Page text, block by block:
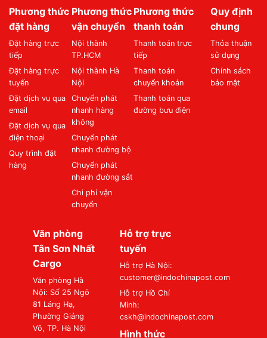
Phương thức
đặt hàng
Đặt hàng trực
tiếp
Đặt hàng trực
tuyến
Đặt dịch vụ qua
email
Đặt dịch vụ qua
điện thoại
Quy trình đặt
hàng
Phương thức
vận chuyển
Nội thành
TP.HCM
Nội thành Hà
Nội
Chuyển phát
nhanh hàng
không
Chuyển phát
nhanh đường bộ
Chuyển phát
nhanh đường sắt
Chi phí vận
chuyển
Phương thức
thanh toán
Thanh toán trực
tiếp
Thanh toán
chuyển khoản
Thanh toán qua
đường bưu điện
Quy định
chung
Thỏa thuận
sử dụng
Chính sách
bảo mật
Văn phòng
Tân Sơn Nhất
Cargo
Văn phòng Hà
Nội: Số 25 Ngõ
81 Láng Hạ,
Phường Giảng
Võ, TP. Hà Nội
Hỗ trợ trực
tuyến
Hỗ trợ Hà Nội:
customer@indochinapost.com
Hỗ trợ Hồ Chí
Minh:
cskh@indochinapost.com
Hình thức